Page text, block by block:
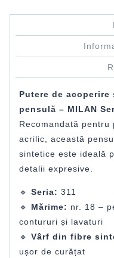
Putere de
pensulă – MILAN
Recomandată
acrilic, această
sintetice este ideală
detalii expresive.
🔹 Seria: 311
🔹 Mărime: nr. 18 –
contururi și lavaturi
🔹 Vârf din fibre
ușor de curățat